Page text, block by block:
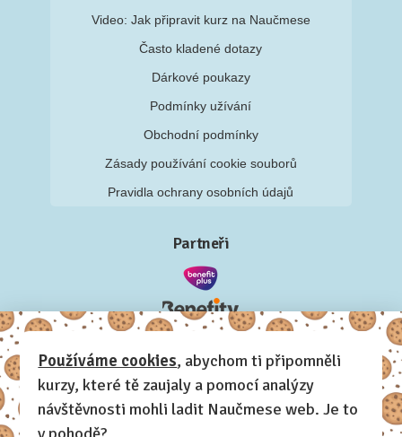
Video: Jak připravit kurz na Naučmese
Často kladené dotazy
Dárkové poukazy
Podmínky užívání
Obchodní podmínky
Zásady používání cookie souborů
Pravidla ochrany osobních údajů
Partneři
Používáme cookies, abychom ti připomněli
kurzy, které tě zaujaly a pomocí analýzy
návštěvnosti mohli ladit Naučmese web. Je to